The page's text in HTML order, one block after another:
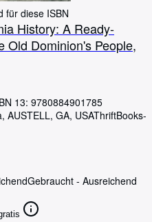
für diese ISBN
History: A Ready-
Old Dominion's People,
13: 9780884901785
AUSTELL, GA, USAThriftBooks-
Gebraucht - Ausreichend